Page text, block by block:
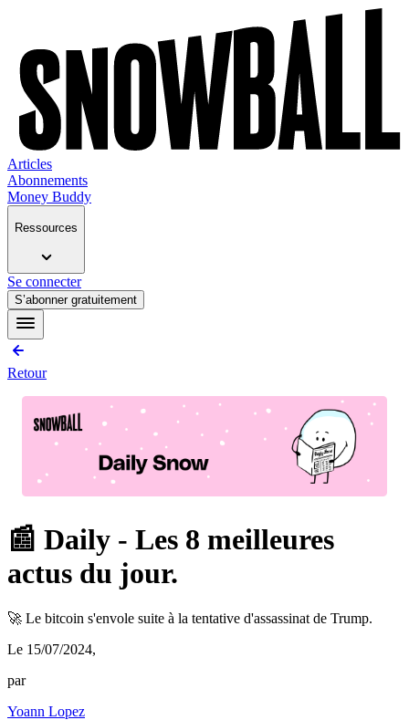
Articles
Abonnements
Money Buddy
Ressources
Se connecter
S’abonner gratuitement
Retour
📰 Daily - Les 8 meilleures
actus du jour.
🚀 Le bitcoin s'envole suite à la tentative d'assassinat de Trump.
Le 15/07/2024,
par
Yoann Lopez